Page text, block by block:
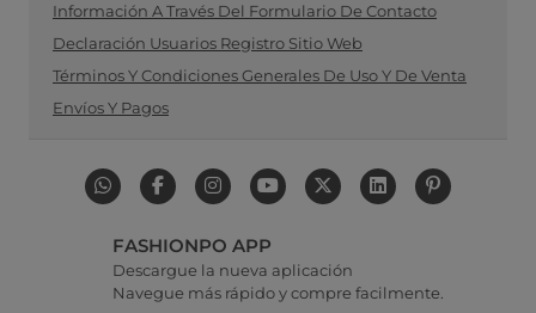
Información A Través Del Formulario De Contacto
Declaración Usuarios Registro Sitio Web
Términos Y Condiciones Generales De Uso Y De Venta
Envíos Y Pagos
FASHIONPO APP
Descargue la nueva aplicación
Navegue más rápido y compre facilmente.